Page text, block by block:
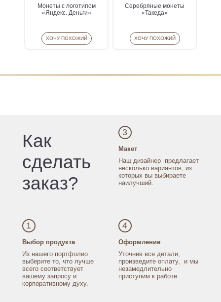
Монеты с логотипом
«Яндекс. Деньги»
ХОЧУ ПОХОЖИЙ
Серебряные монеты
«Такеда»
ХОЧУ ПОХОЖИЙ
Как
сделать
заказ?
1
Выбор продукта
Из нашего портфолио
выберите то, что лучше
всего соответствует
вашему запросу и
корпоративному духу.
3
Макет
Наш дизайнер предлагает
нескольковариантов, из
которых вы выбираете
наилучший.
4
Оформление
Уточнив все детали,
произведите оплату,
и мы
незамедлительно
приступим к работе.